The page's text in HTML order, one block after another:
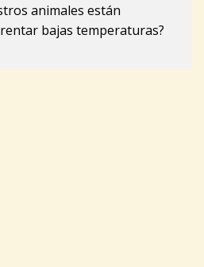
animales están
bajas temperaturas?